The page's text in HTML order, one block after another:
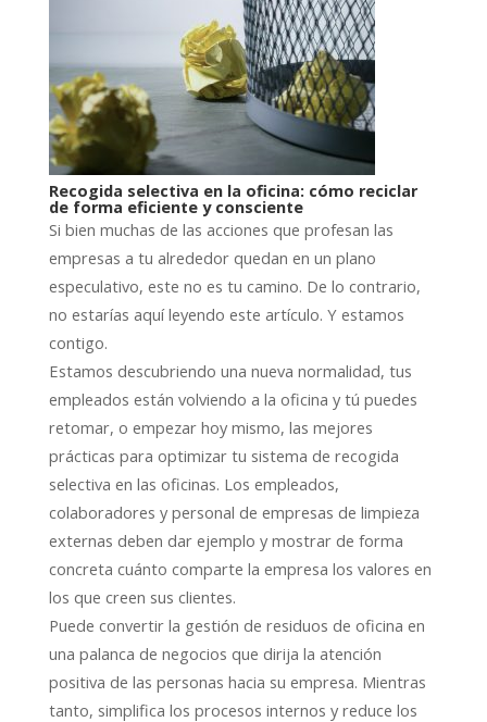
Recogida selectiva en la oficina: cómo reciclar
de forma eficiente y consciente
Si bien muchas de las acciones que profesan las
empresas a tu alrededor quedan en un plano
especulativo, este no es tu camino. De lo contrario,
no estarías aquí leyendo este artículo. Y estamos
contigo.
Estamos descubriendo una nueva normalidad, tus
empleados están volviendo a la oficina y tú puedes
retomar, o empezar hoy mismo, las mejores
prácticas para optimizar tu sistema de recogida
selectiva en las oficinas. Los empleados,
colaboradores y personal de empresas de limpieza
externas deben dar ejemplo y mostrar de forma
concreta cuánto comparte la empresa los valores en
los que creen sus clientes.
Puede convertir la gestión de residuos de oficina en
una palanca de negocios que dirija la atención
positiva de las personas hacia su empresa. Mientras
tanto, simplifica los procesos internos y reduce los